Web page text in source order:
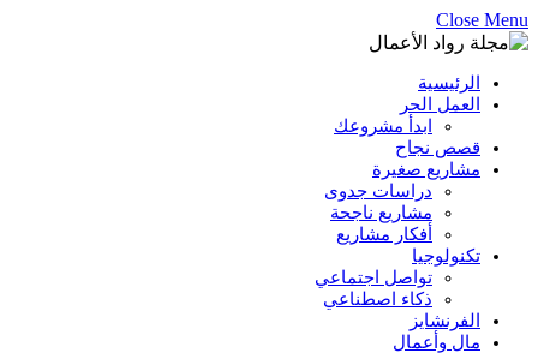
Close Menu
الرئيسية
العمل الحر
ابدأ مشروعك
قصص نجاح
مشاريع صغيرة
دراسات جدوى
مشاريع ناجحة
أفكار مشاريع
تكنولوجيا
تواصل اجتماعي
ذكاء اصطناعي
الفرنشايز
مال وأعمال